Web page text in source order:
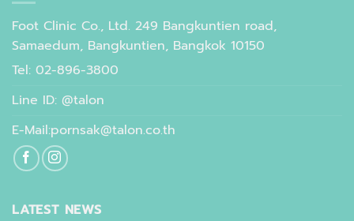
Foot Clinic Co., Ltd. 249 Bangkuntien road,
Samaedum, Bangkuntien, Bangkok 10150
Tel: 02-896-3800
Line ID: @talon
E-Mail:pornsak@talon.co.th
LATEST NEWS